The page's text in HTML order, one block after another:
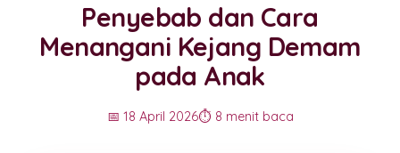
Penyebab dan Cara
Menangani Kejang Demam
pada Anak
📅 18 April 2026⏱️ 8 menit baca